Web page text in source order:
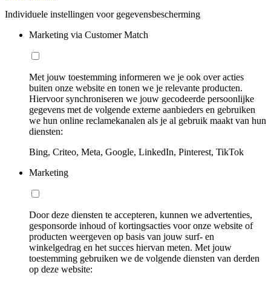
Individuele instellingen voor gegevensbescherming
Marketing via Customer Match
Met jouw toestemming informeren we je ook over acties
buiten onze website en tonen we je relevante producten.
Hiervoor synchroniseren we jouw gecodeerde persoonlijke
gegevens met de volgende externe aanbieders en gebruiken
we hun online reclamekanalen als je al gebruik maakt van hun
diensten:
Bing, Criteo, Meta, Google, LinkedIn, Pinterest, TikTok
Marketing
Door deze diensten te accepteren, kunnen we advertenties,
gesponsorde inhoud of kortingsacties voor onze website of
producten weergeven op basis van jouw surf- en
winkelgedrag en het succes hiervan meten. Met jouw
toestemming gebruiken we de volgende diensten van derden
op deze website: